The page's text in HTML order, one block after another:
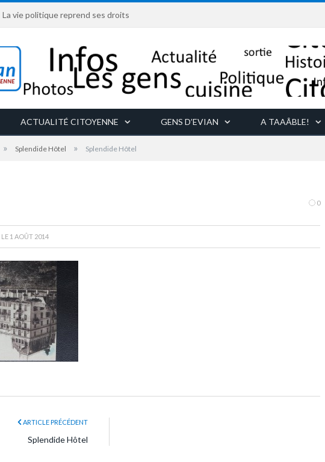
La vie politique reprend ses droits
ACTUALITÉ CITOYENNE GENS D’EVIAN A TAAÂBLE!
» Splendide Hôtel » Splendide Hôtel
0
LE 1 AOÛT 2014
ARTICLE PRÉCÉDENT
Splendide Hôtel